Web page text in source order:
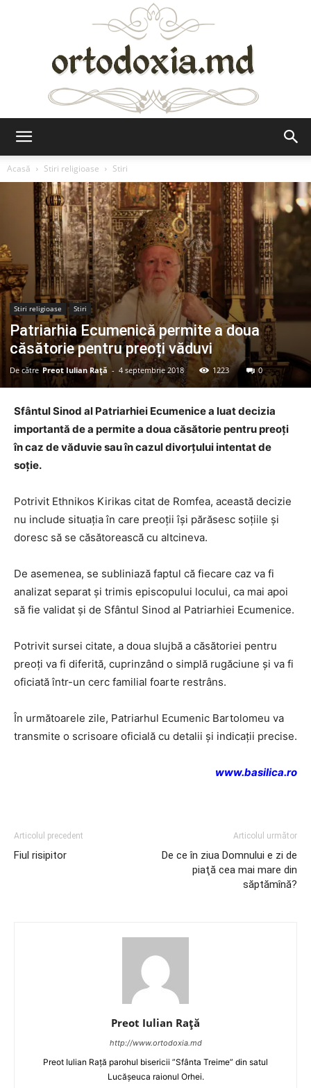
Acasă
Stiri religioase Stiri
Stiri religioase Stiri
Patriarhia Ecumenică permite a doua
căsătorie pentru preoți văduvi
De către Preot Iulian Raţă - 4 septembrie 2018 1223 0
Sfântul Sinod al Patriarhiei Ecumenice a luat decizia
importantă de a permite a doua căsătorie pentru preoți
în caz de văduvie sau în cazul divorțului intentat de
soție.
Potrivit Ethnikos Kirikas citat de Romfea, această decizie
nu include situația în care preoții își părăsesc soțiile și
doresc să se căsătorească cu altcineva.
De asemenea, se subliniază faptul că fiecare caz va fi
analizat separat și trimis episcopului locului, ca mai apoi
să fie validat și de Sfântul Sinod al Patriarhiei Ecumenice.
Potrivit sursei citate, a doua slujbă a căsătoriei pentru
preoți va fi diferită, cuprinzând o simplă rugăciune și va fi
oficiată într-un cerc familial foarte restrâns.
În următoarele zile, Patriarhul Ecumenic Bartolomeu va
transmite o scrisoare oficială cu detalii și indicații precise.
www.basilica.ro
Articolul precedent
Fiul risipitor
Articolul următor
De ce în ziua Domnului e zi de
piaţă cea mai mare din
săptămînă?
Preot Iulian Raţă
http://www.ortodoxia.md
Preot Iulian Rață parohul bisericii ”Sfânta Treime” din satul
Lucășeuca raionul Orhei.